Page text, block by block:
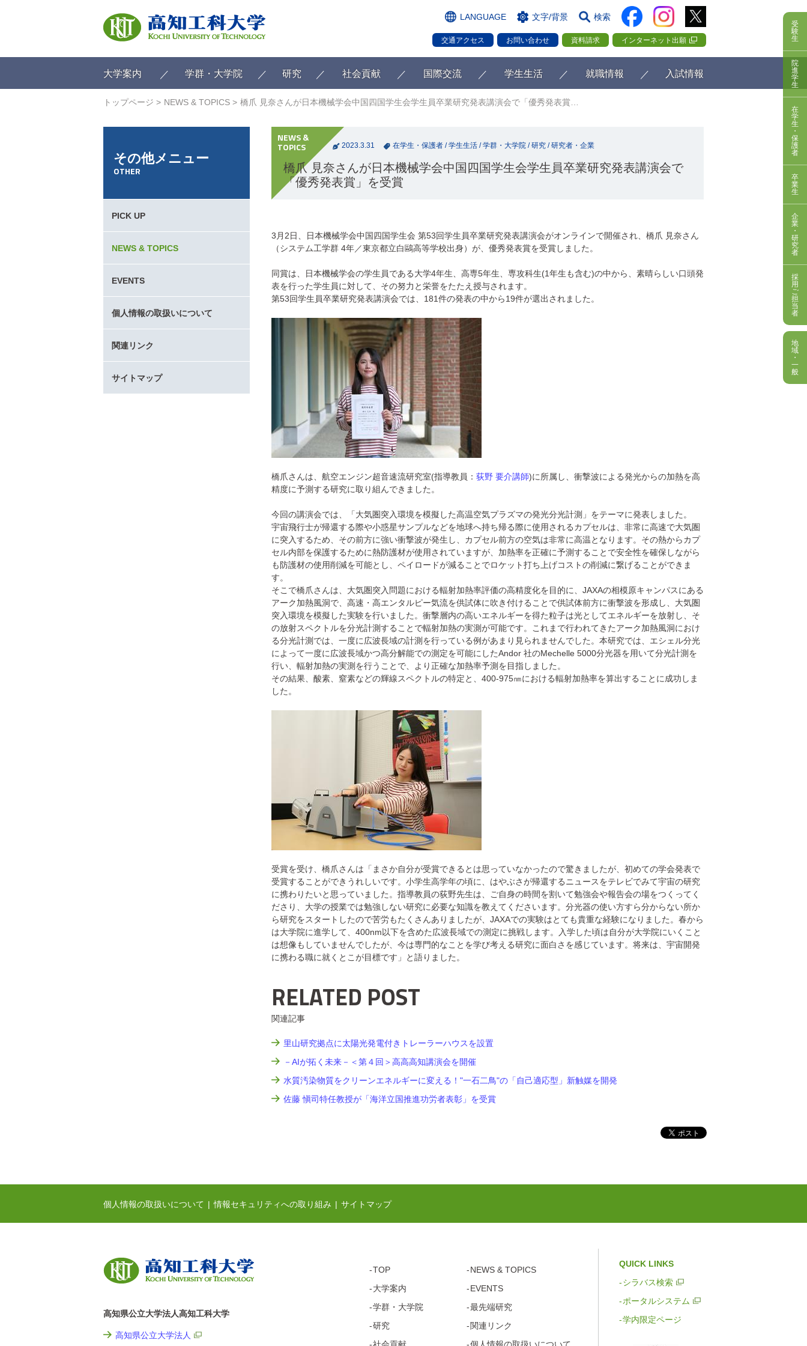
で
LANGUAGE 文字/背景 検索
交通アクセス お問い合わせ 資料請求 インターネット出願
大学案内 学群・大学院 研究 社会貢献 国際交流 学生生活 就職情報 入試情報
受
験
生
院
進
学
生
在
学
生
・
保
護
者
卒
業
生
企
業
・
研
究
者
採
用
ご
担
当
者
地
域
・
一
般
トップページ NEWS & TOPICS 橋爪 見奈さんが日本機械学会中国四国学生会学生員卒業研究発表講演会で「優秀発表賞…
2023.3.31 在学生・保護者 /学生生活 /学群・大学院 /研究 /研究者・企業
橋爪 見奈さんが日本機械学会中国四国学生会学生員卒業研究発表講演会で
「優秀発表賞」を受賞
3月2日、日本機械学会中国四国学生会 第53回学生員卒業研究発表講演会がオンラインで開催され、橋爪 見奈さん
（システム工学群 4年／東京都立白鷗高等学校出身）が、優秀発表賞を受賞しました。
同賞は、日本機械学会の学生員である大学4年生、高専5年生、専攻科生(1年生も含む)の中から、素晴らしい口頭発
表を行った学生員に対して、その努力と栄誉をたたえ授与されます。
第53回学生員卒業研究発表講演会では、181件の発表の中から19件が選出されました。
橋爪さんは、航空エンジン超音速流研究室(指導教員： 荻野 要介講師)に所属し、衝撃波による発光からの加熱を高
精度に予測する研究に取り組んできました。
今回の講演会では、「大気圏突入環境を模擬した高温空気プラズマの発光分光計測」をテーマに発表しました。
宇宙飛行士が帰還する際や小惑星サンプルなどを地球へ持ち帰る際に使用されるカプセルは、非常に高速で大気圏
に突入するため、その前方に強い衝撃波が発生し、カプセル前方の空気は非常に高温となります。その熱からカプ
セル内部を保護するために熱防護材が使用されていますが、加熱率を正確に予測することで安全性を確保しながら
も防護材の使用削減を可能とし、ペイロードが減ることでロケット打ち上げコストの削減に繋げることができま
す。
そこで橋爪さんは、大気圏突入問題における輻射加熱率評価の高精度化を目的に、JAXAの相模原キャンパスにある
アーク加熱風洞で、高速・高エンタルピー気流を供試体に吹き付けることで供試体前方に衝撃波を形成し、大気圏
突入環境を模擬した実験を行いました。衝撃層内の高いエネルギーを得た粒子は光としてエネルギーを放射し、そ
の放射スペクトルを分光計測することで輻射加熱の実測が可能です。これまで行われてきたアーク加熱風洞におけ
る分光計測では、一度に広波長域の計測を行っている例があまり見られませんでした。本研究では、エシェル分光
によって一度に広波長域かつ高分解能での測定を可能にしたAndor 社のMechelle 5000分光器を用いて分光計測を
行い、輻射加熱の実測を行うことで、より正確な加熱率予測を目指しました。
その結果、酸素、窒素などの輝線スペクトルの特定と、400-975㎚における輻射加熱率を算出することに成功しま
した。
受賞を受け、橋爪さんは「まさか自分が受賞できるとは思っていなかったので驚きましたが、初めての学会発表で
受賞することができうれしいです。小学生高学年の頃に、はやぶさが帰還するニュースをテレビでみて宇宙の研究
に携わりたいと思っていました。指導教員の荻野先生は、ご自身の時間を割いて勉強会や報告会の場をつくってく
ださり、大学の授業では勉強しない研究に必要な知識を教えてくださいます。分光器の使い方すら分からない所か
ら研究をスタートしたので苦労もたくさんありましたが、JAXAでの実験はとても貴重な経験になりました。春から
は大学院に進学して、400nm以下を含めた広波長域での測定に挑戦します。入学した頃は自分が大学院にいくこと
は想像もしていませんでしたが、今は専門的なことを学び考える研究に面白さを感じています。将来は、宇宙開発
に携わる職に就くとこが目標です」と語りました。
RELATED POST
関連記事
里山研究拠点に太陽光発電付きトレーラーハウスを設置
－AIが拓く未来－＜第４回＞高高高知講演会を開催
水質汚染物質をクリーンエネルギーに変える！"一石二鳥"の「自己適応型」新触媒を開発
佐藤 愼司特任教授が「海洋立国推進功労者表彰」を受賞
その他メニュー
OTHER
PICK UP
NEWS & TOPICS
EVENTS
個人情報の取扱いについて
関連リンク
サイトマップ
個人情報の取扱いについて 情報セキュリティへの取り組み サイトマップ
高知県公立大学法人高知工科大学
高知県公立大学法人
TOP
大学案内
学群・ 大学院
研究
NEWS & TOPICS
EVENTS
最先端研究
関連リンク
QUICK LINKS
シラバス検索
ポータルシステム
学内限定ページ